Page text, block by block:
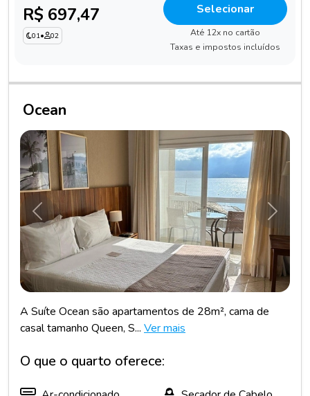
R$ 697,47
01• 02
Selecionar
Até 12x no cartão
Taxas e impostos incluídos
Ocean
Anterior
A Suíte Ocean são apartamentos de 28m², cama de
casal tamanho Queen, S... Ver mais
O que o quarto oferece: